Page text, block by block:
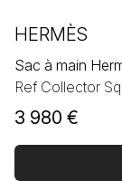
HERMÈS
Sac à main
Ref Collector
3 980 €